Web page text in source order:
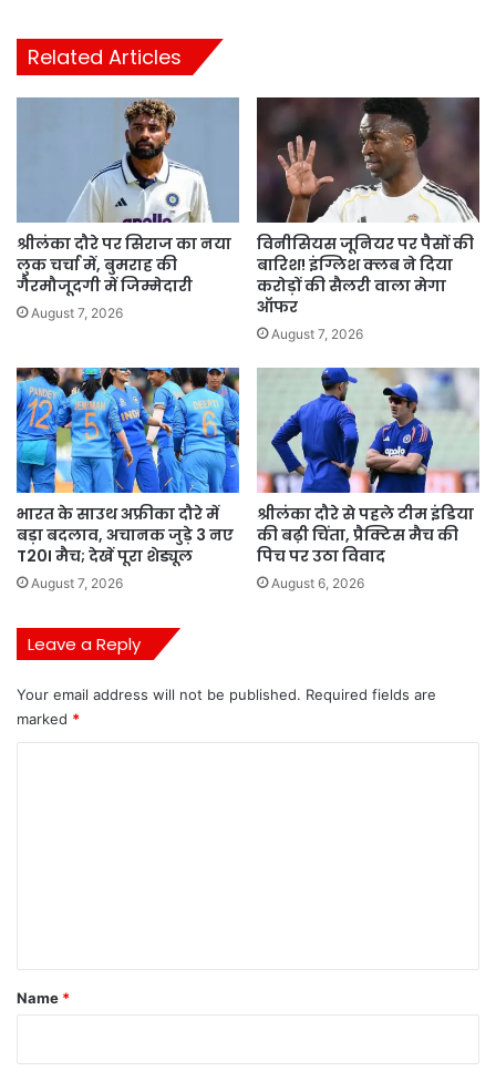
Related Articles
श्रीलंका दौरे पर सिराज का नया
लुक चर्चा में, बुमराह की
गैरमौजूदगी में जिम्मेदारी
August 7, 2026
विनीसियस जूनियर पर पैसों की
बारिश! इंग्लिश क्लब ने दिया
करोड़ों की सैलरी वाला मेगा
ऑफर
August 7, 2026
भारत के साउथ अफ्रीका दौरे में
बड़ा बदलाव, अचानक जुड़े 3 नए
T20I मैच; देखें पूरा शेड्यूल
August 7, 2026
श्रीलंका दौरे से पहले टीम इंडिया
की बढ़ी चिंता, प्रैक्टिस मैच की
पिच पर उठा विवाद
August 6, 2026
Leave a Reply
Your email address will not be published. Required fields are
marked *
*
Name *